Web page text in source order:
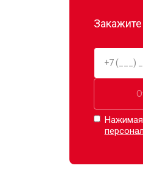
Нажимая